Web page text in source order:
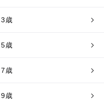
3歳
5歳
7歳
9歳